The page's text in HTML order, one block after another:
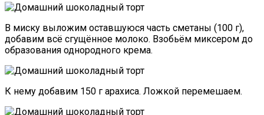
В миску выложим оставшуюся часть сметаны (100 г),
добавим всё сгущённое молоко. Взобьём миксером до
образования однородного крема.
К нему добавим 150 г арахиса. Ложкой перемешаем.